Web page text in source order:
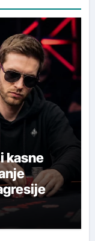
kasne